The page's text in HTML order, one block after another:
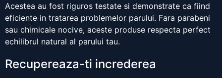
Acestea au fost riguros testate si demonstrate ca fiind
eficiente in tratarea problemelor parului. Fara parabeni
sau chimicale nocive, aceste produse respecta perfect
echilibrul natural al parului tau.
Recupereaza-ti increderea